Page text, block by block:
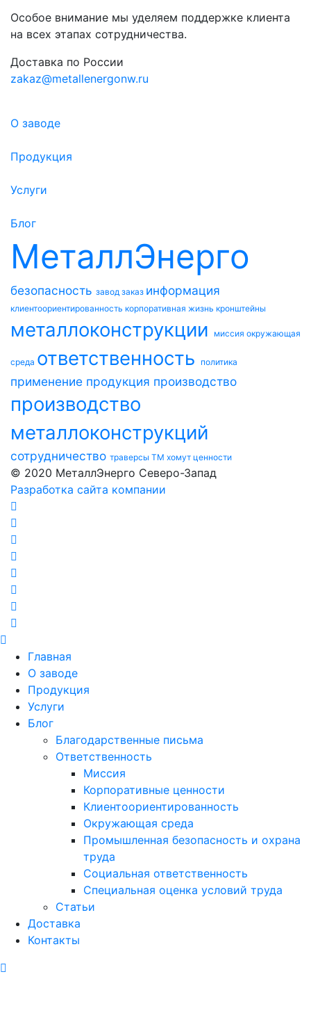
Особое внимание мы уделяем поддержке клиента
на всех этапах сотрудничества.
Доставка по России
zakaz@metallenergonw.ru
О заводе
Продукция
Услуги
Блог
МеталлЭнерго
безопасность завод заказ информация
клиентоориентированность корпоративная жизнь кронштейны
металлоконструкции миссия окружающая
среда ответственность политика
применение продукция производство
производство
металлоконструкций
сотрудничество траверсы ТМ хомут ценности
© 2020 МеталлЭнерго Северо-Запад
Разработка сайта компании
Главная
О заводе
Продукция
Услуги
Блог
Благодарственные письма
Ответственность
Миссия
Корпоративные ценности
Клиентоориентированность
Окружающая среда
Промышленная безопасность и охрана
труда
Социальная ответственность
Специальная оценка условий труда
Статьи
Доставка
Контакты